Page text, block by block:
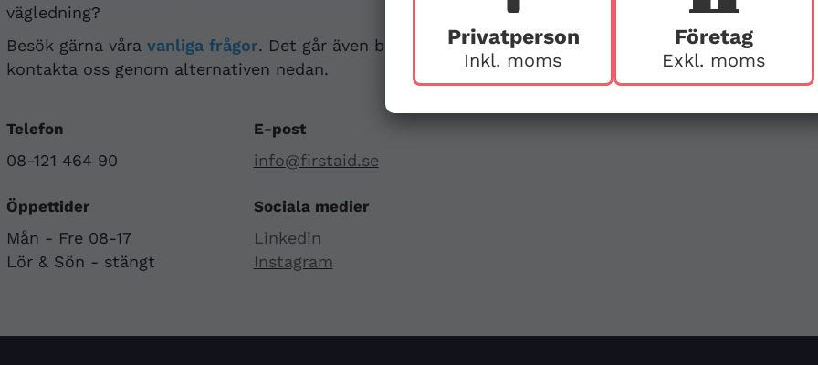
Privatperson
Inkl. moms
Företag
Exkl. moms
vägledning?
Besök gärna våra vanliga frågor. Det går även bra att
kontakta oss genom alternativen nedan.
Telefon
08-121 464 90
E-post
info@firstaid.se
Öppettider
Mån - Fre 08-17
Lör & Sön - stängt
Sociala medier
Linkedin
Instagram
Hägerstensvägen 125
126 48 Hägersten,
Stockholm